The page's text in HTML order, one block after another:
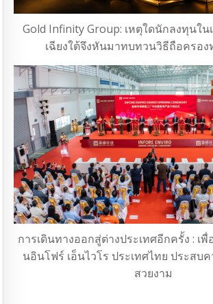
Gold Infinity Group: เหตุใดนักลงทุนใน
เฉียงใต้จึงหันมาทบทวนวิธีถือครอง
การเดินทางออกสู่ต่างประเทศอีกครั้ง : เพื่
นอินโฟร์ เอ็นไวโร ประเทศไทย ประสบค
สวยงาม